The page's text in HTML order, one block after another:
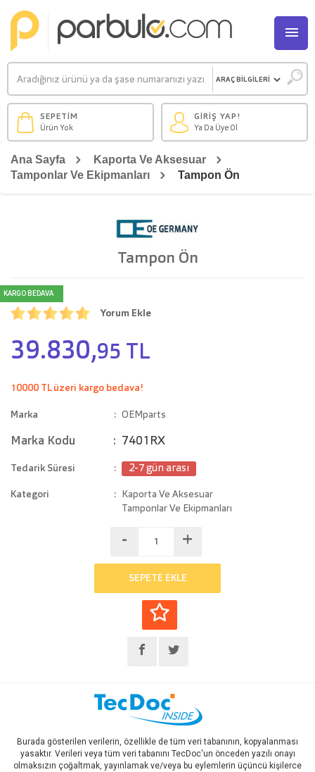
SEPETİM
Ürün Yok
GİRİŞ YAP!
Ya Da Üye Ol
Ana Sayfa
Kaporta Ve Aksesuar
Tamponlar Ve Ekipmanları
Tampon Ön
Tampon Ön
KARGO BEDAVA
Yorum Ekle
39.830,95 TL
10000 TL üzeri kargo bedava!
Marka OEMparts
Marka Kodu 7401RX
Tedarik Süresi 2-7 gün arası
Kategori
Kaporta Ve Aksesuar
Tamponlar Ve Ekipmanları
- +
SEPETE EKLE
Burada gösterilen verilerin, özellikle de tüm veri tabanının, kopyalanması
yasaktır. Verileri veya tüm veri tabanını TecDoc'un önceden yazılı onayı
olmaksızın çoğaltmak, yayınlamak ve/veya bu eylemlerin üçüncü kişilerce